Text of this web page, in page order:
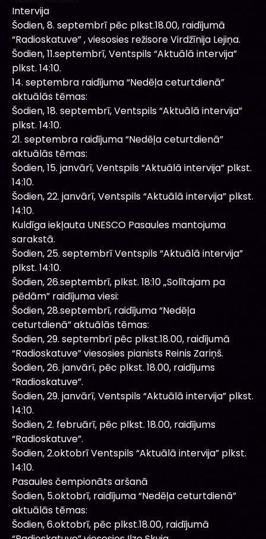
Intervija
Šodien, 8. septembrī pēc plkst.18.00, raidījumā
“Radioskatuve” , viesosies režisore Virdžīnija Lejiņa.
Šodien, 11.septembrī, Ventspils “Aktuālā intervija”
plkst. 14:10.
14. septembra raidījuma “Nedēļa ceturtdienā”
aktuālās tēmas:
Šodien, 18. septembrī, Ventspils “Aktuālā intervija”
plkst. 14:10.
21. septembra raidījuma “Nedēļa ceturtdienā”
aktuālās tēmas:
Šodien, 15. janvārī, Ventspils “Aktuālā intervija” plkst.
14:10.
Šodien, 22. janvārī, Ventspils “Aktuālā intervija” plkst.
14:10.
Kuldīga iekļauta UNESCO Pasaules mantojuma
sarakstā.
Šodien, 25. septembrī Ventspils “Aktuālā intervija”
plkst. 14:10.
Šodien, 26.septembrī, plkst. 18:10 „Solītajam pa
pēdām” raidījuma viesi:
Šodien, 28.septembrī, raidījuma “Nedēļa
ceturtdienā” aktuālās tēmas:
Šodien, 29. septembrī pēc plkst.18.00, raidījumā
“Radioskatuve” viesosies pianists Reinis Zariņš.
Šodien, 26. janvārī, pēc plkst. 18.00, raidījums
“Radioskatuve”.
Šodien, 29. janvārī, Ventspils “Aktuālā intervija” plkst.
14:10.
Šodien, 2. februārī, pēc plkst. 18.00, raidījums
“Radioskatuve”.
Šodien, 2.oktobrī Ventspils “Aktuālā intervija” plkst.
14:10.
Pasaules čempionāts aršanā
Šodien, 5.oktobrī, raidījuma “Nedēļa ceturtdienā”
aktuālās tēmas:
Šodien, 6.oktobrī, pēc plkst.18.00, raidījumā